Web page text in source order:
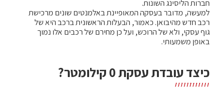
חברות הליסינג השונות.
למעשה, מדובר בעסקה המאופיינת באלמנטים שונים מרכישת
רכב חדש מהיבואן. כאמור, הבעלות הראשונית ברכב היא של
גוף עסקי, ולא של הרוכש, ועל כן מחירם של רכבים אלו נמוך
באופן משמעותי.
כיצד עובדת עסקת 0 קילומטר?